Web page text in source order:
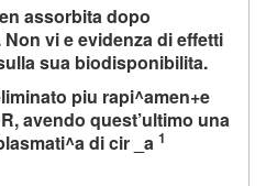
assorbita dopo
vi e evidenza di effetti
sua biodisponibilita.
piu rapi^amen+e
avendo quest’ultimo una
di cir _a 1